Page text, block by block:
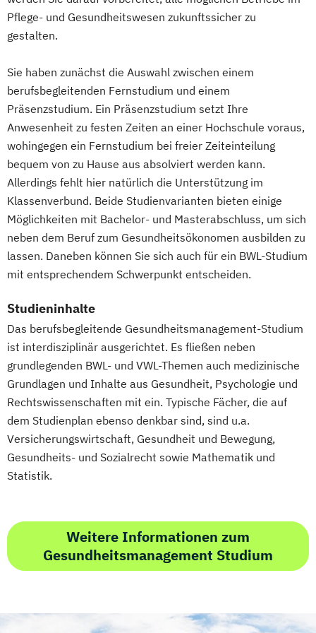
Konfliktmanagement und Mediation
Lerncoach*in
Logistik- und Supply-Chain-Manager*in
Marketing- und Vertriebsmanager*in
Mathematik kompakt
Medienpädagog*in
Messtechnik für Automatisierungsaufgaben
Nachhaltiges Management
Operatives Controlling kompakt
Organisationsentwickler*in
Personalentwickler*in
Personalführung und -entwicklung kompakt
Personalmanagement kompakt
Programmieren in C/C++ kompakt
Prozessmanager*in digitale Methoden
Psycholgische*r Ersthelfer*in
Recruiter*in
Referent*in Interkulturelle
Wirtschaftskommunikation
Referent*in International Business
Communication English
Referent*in International Business
Referent*in Wirtschaftsrecht
Regelungstechnik Salesmanager*in
Schulbegleiter*in Senior Manager*in
Spanisch Sprachkurs A2
Gesundheitscoach
Homöopathie im Sport
Kommunikationstrainer/in
Krankheitsbilder im Gesundheitssport
Lauftrainer Life Coach
Marketingmanagement für Fitnessstudios
Mentaltrainer
Personal Trainer/in A-Lizenz
Personal Trainer/in B-Lizenz
Qualitätsmanagement für Fitnessstudios
Regenerations- und Sportmasseur
Richtige Kommunikation für Trainer
Sales Manager für Fitnessstudios
Schlingentraining
Selbstständig machen als Trainer
Berater und Coach
Servicemanagement im Fitnessstudio
Sportmentaltrainer
Sporttherapeut/in
Stress- und Burnout-Coach
Studioleitung Fitness & Sport
Triathlon Trainer/in
Wellness und Spa Management
Wirtschaftsbezogene Qualifikationen (IHK)
Pflege- und Gesundheitswesen zukunftssicher zu
gestalten.
Sie haben zunächst die Auswahl zwischen einem
berufsbegleitenden Fernstudium und einem
Präsenzstudium. Ein Präsenzstudium setzt Ihre
Anwesenheit zu festen Zeiten an einer Hochschule voraus,
wohingegen ein Fernstudium bei freier Zeiteinteilung
bequem von zu Hause aus absolviert werden kann.
Allerdings fehlt hier natürlich die Unterstützung im
Klassenverbund. Beide Studienvarianten bieten einige
Möglichkeiten mit Bachelor- und Masterabschluss, um sich
neben dem Beruf zum Gesundheitsökonomen ausbilden zu
lassen. Daneben können Sie sich auch für ein BWL-Studium
mit entsprechendem Schwerpunkt entscheiden.
Studieninhalte
Das berufsbegleitende Gesundheitsmanagement-Studium
ist interdisziplinär ausgerichtet. Es fließen neben
grundlegenden BWL- und VWL-Themen auch medizinische
Grundlagen und Inhalte aus Gesundheit, Psychologie und
Rechtswissenschaften mit ein. Typische Fächer, die auf
dem Studienplan ebenso denkbar sind, sind u.a.
Versicherungswirtschaft, Gesundheit und Bewegung,
Gesundheits- und Sozialrecht sowie Mathematik und
Statistik.
Weitere Informationen zum
Gesundheitsmanagement Studium